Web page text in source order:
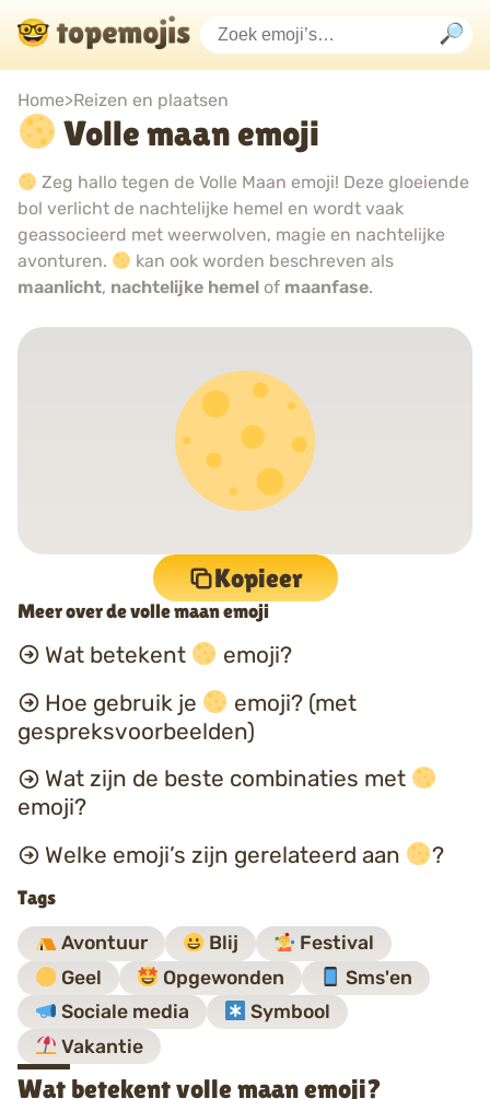
Home>Reizen en plaatsen
Volle maan emoji
Zeg hallo tegen de Volle Maan emoji! Deze gloeiende
bol verlicht de nachtelijke hemel en wordt vaak
geassocieerd met weerwolven, magie en nachtelijke
avonturen.
kan ook worden beschreven als
maanlicht, nachtelijke hemel of maanfase.
Kopieer
Meer over de volle maan emoji
Wat betekent
emoji?
Hoe gebruik je
emoji? (met
gespreksvoorbeelden)
Wat zijn de beste combinaties met
emoji?
Welke emoji’s zijn gerelateerd aan
?
Tags
Avontuur Blij
Festival
Geel
Opgewonden
Sms'en
Sociale media
Symbool
Vakantie
Wat betekent volle maan emoji?